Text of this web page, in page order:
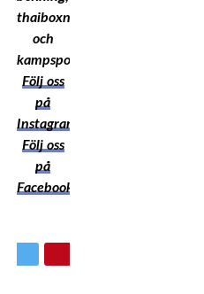
thaiboxning
och
kampsport!
Följ oss
på
Instagram
Följ oss
på
Facebook